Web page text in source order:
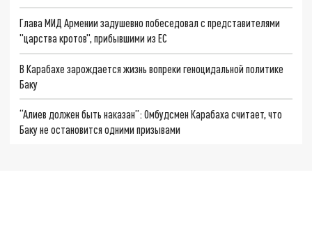
Глава МИД Армении задушевно побеседовал с представителями
"царства кротов", прибывшими из ЕС
В Карабахе зарождается жизнь вопреки геноцидальной политике
Баку
“Алиев должен быть наказан”: Омбудсмен Карабаха считает, что
Баку не остановится одними призывами